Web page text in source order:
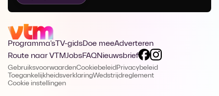
Programma's TV-gidsDoe meeAdverteren
Route naar VTMJobsFAQNieuwsbrief
GebruiksvoorwaardenCookiebeleid Privacybeleid
ToegankelijkheidsverklaringWedstrijdreglement
Cookie instellingen